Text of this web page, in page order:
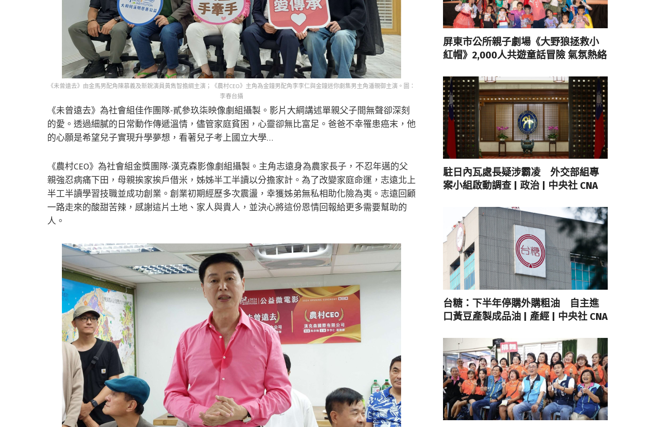
《未曾遠去》由金馬男配角陳慕義及新銳演員黃雋智擔綱主演；《農村CEO》主角為金鐘男配角李李仁與金鐘迷你劇集男主角潘親御主演。圖：
李春台攝
《未曾遠去》為社會組佳作團隊-貳參玖柒映像劇組攝製。影片大綱講述單親父子間無聲卻深刻
的愛。透過細膩的日常動作傳遞溫情，儘管家庭貧困，心靈卻無比富足。爸爸不幸罹患癌末，他
的心願是希望兒子實現升學夢想，看著兒子考上國立大學…
《農村CEO》為社會組金獎團隊-漢克森影像劇組攝製。主角志遠身為農家長子，不忍年邁的父
親強忍病痛下田，母親挨家挨戶借米，姊姊半工半讀以分擔家計。為了改變家庭命運，志遠北上
半工半讀學習技職並成功創業。創業初期經歷多次震盪，幸獲姊弟無私相助化險為夷。志遠回顧
一路走來的酸甜苦辣，感謝這片土地、家人與貴人，並決心將這份恩情回報給更多需要幫助的
人。
屏東市公所親子劇場《大野狼拯救小
紅帽》2,000人共遊童話冒險 氣氛熱絡
駐日內瓦處長疑涉霸凌 外交部組專
案小組啟動調查 | 政治 | 中央社 CNA
台糖：下半年停購外購粗油 自主進
口黃豆產製成品油 | 產經 | 中央社 CNA